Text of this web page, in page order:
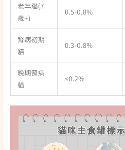
老年貓(7
歲+)
0.5-0.8%
腎病初期
貓
0.3-0.8%
晚期腎病
貓
<0.2%